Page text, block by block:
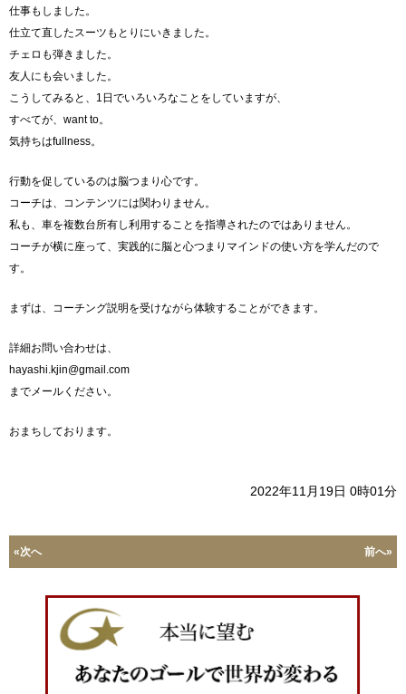
仕事もしました。
仕立て直したスーツもとりにいきました。
チェロも弾きました。
友人にも会いました。
こうしてみると、1日でいろいろなことをしていますが、
すべてが、want to。
気持ちはfullness。
行動を促しているのは脳つまり心です。
コーチは、コンテンツには関わりません。
私も、車を複数台所有し利用することを指導されたのではありません。
コーチが横に座って、実践的に脳と心つまりマインドの使い方を学んだので
す。
まずは、コーチング説明を受けながら体験することができます。
詳細お問い合わせは、
hayashi.kjin@gmail.com
までメールください。
おまちしております。
2022年11月19日 0時01分
«次へ 前へ»